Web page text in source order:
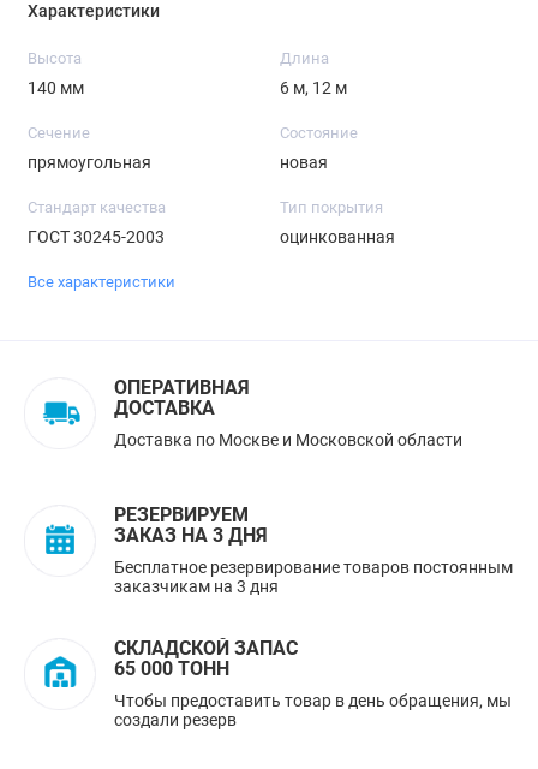
Характеристики
Высота
140 мм
Длина
6 м, 12 м
Сечение
прямоугольная
Состояние
новая
Стандарт качества
ГОСТ 30245-2003
Тип покрытия
оцинкованная
Все характеристики
ОПЕРАТИВНАЯ
ДОСТАВКА
Доставка по Москве и Московской области
РЕЗЕРВИРУЕМ
ЗАКАЗ НА 3 ДНЯ
Бесплатное резервирование товаров постоянным
заказчикам на 3 дня
СКЛАДСКОЙ ЗАПАС
65 000 ТОНН
Чтобы предоставить товар в день обращения, мы
создали резерв